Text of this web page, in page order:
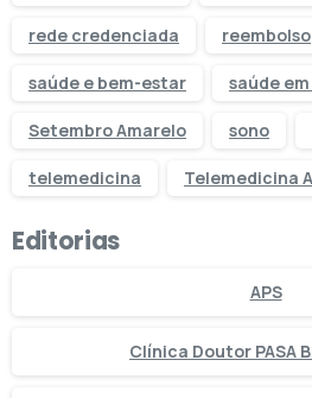
rede credenciada reembolso
saúde e bem-estar saúde
Setembro Amarelo sono
telemedicina Telemedicina
Editorias
APS
Clínica Doutor PASA